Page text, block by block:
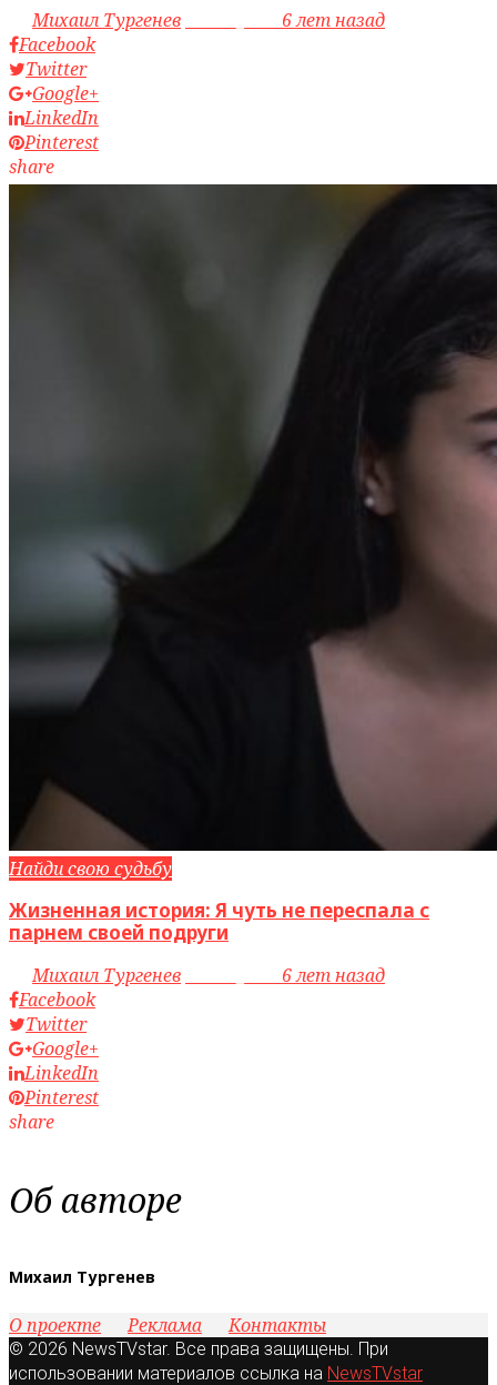
byМихаил Тургенев
6 лет назад
Facebook
Twitter
Google+
LinkedIn
Pinterest
share
Найди свою судьбу
Жизненная история: Я чуть не переспала с
парнем своей подруги
byМихаил Тургенев
6 лет назад
Facebook
Twitter
Google+
LinkedIn
Pinterest
share
Об авторе
Михаил Тургенев
О проекте Реклама Контакты
© 2026 NewsTVstar. Все права защищены. При
использовании материалов ссылка на NewsTVstar